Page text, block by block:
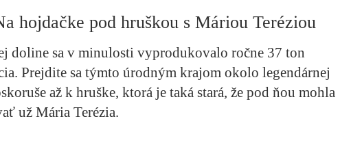
hojdačke pod hruškou s Máriou Teréziou
doline sa v minulosti vyprodukovalo ročne 37 ton
Prejdite sa týmto úrodným krajom okolo legendárnej
až k hruške, ktorá je taká stará, že pod ňou mohla
už Mária Terézia.